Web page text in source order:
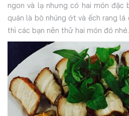
ngon và lạ nhưng có hai món
quán là bò nhúng ớt và ếch rang lá
thì các bạn nên thử hai món đó nhé.